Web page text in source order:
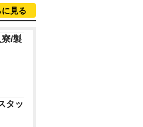
に見る
寮/製
タッ